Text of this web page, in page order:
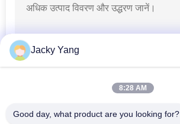
उच्च तापमान केबल
Jacky Yang
8:28 AM
Good day, what product are you looking for?